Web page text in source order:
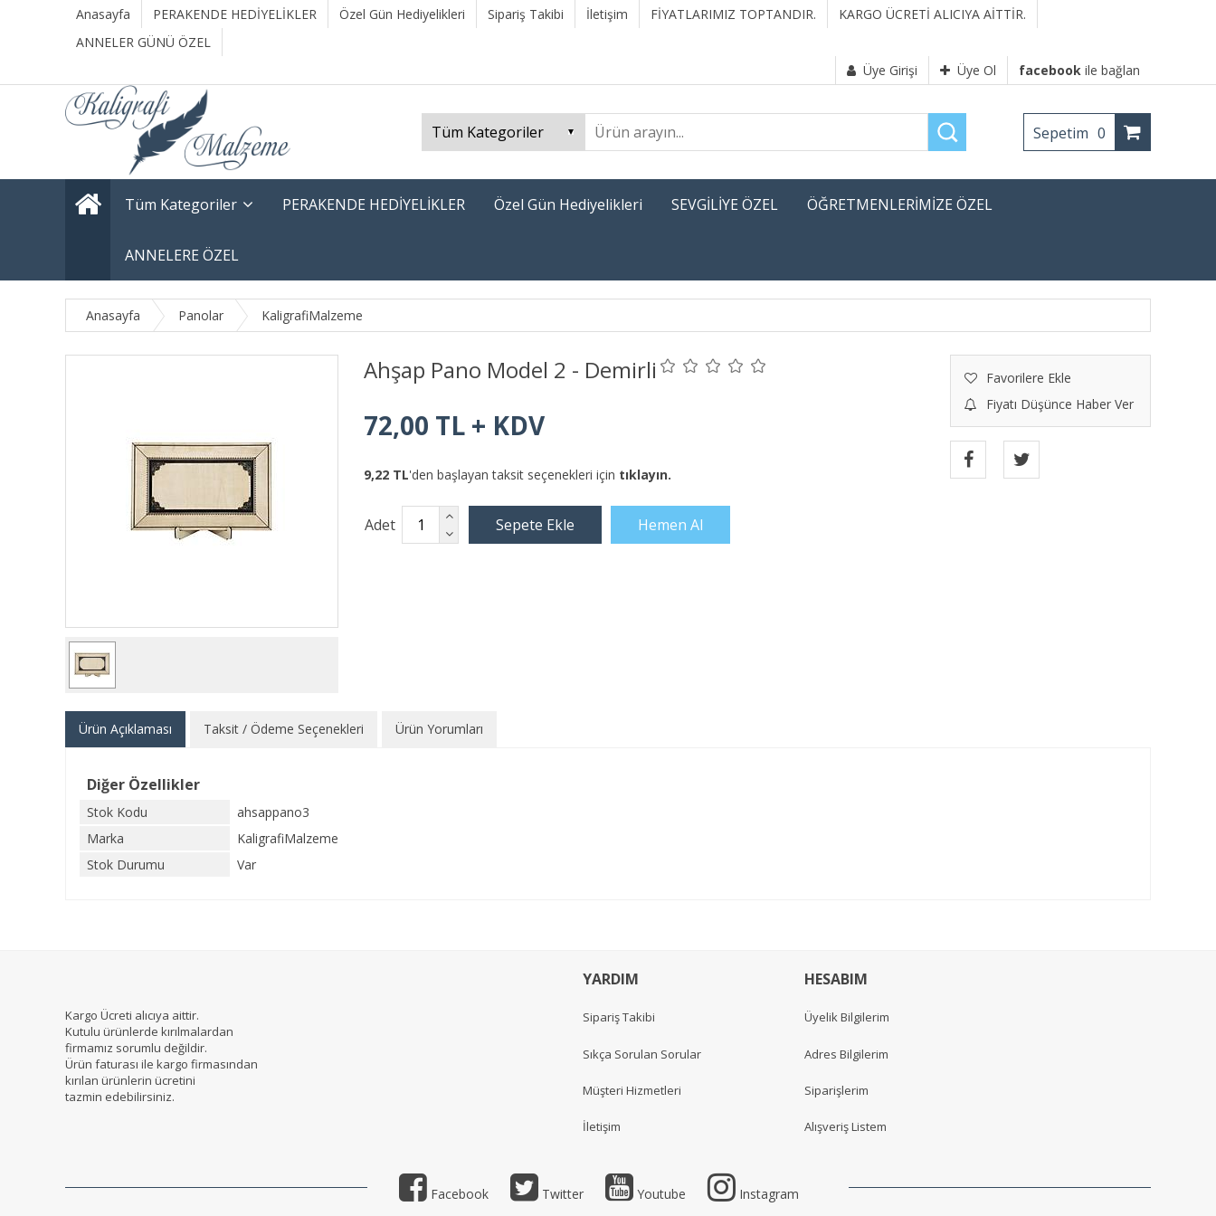
Anasayfa PERAKENDE HEDİYELİKLER Özel Gün Hediyelikleri Sipariş Takibi İletişim FİYATLARIMIZ TOPTANDIR.
KARGO ÜCRETİ ALICIYA AİTTİR.
ANNELER GÜNÜ ÖZEL
Üye Girişi
Üye Ol facebook ile bağlan
Sepetim 0
Tüm Kategoriler PERAKENDE HEDİYELİKLER Özel Gün Hediyelikleri SEVGİLİYE ÖZEL ÖĞRETMENLERİMİZE ÖZEL
ANNELERE ÖZEL
Anasayfa Panolar KaligrafiMalzeme
Ahşap Pano Model 2 - Demirli
Favorilere Ekle
Fiyatı Düşünce Haber Ver
72,00 TL + KDV
9,22 TL'den başlayan taksit seçenekleri için tıklayın.
Adet
Ürün Açıklaması Taksit / Ödeme Seçenekleri Ürün Yorumları
Diğer Özellikler
Stok Kodu
ahsappano3
Marka
KaligrafiMalzeme
Stok Durumu
Var
Kargo Ücreti alıcıya aittir.
Kutulu ürünlerde kırılmalardan
firmamız sorumlu değildir.
Ürün faturası ile kargo firmasından
kırılan ürünlerin ücretini
tazmin edebilirsiniz.
YARDIM
Sipariş Takibi
Sıkça Sorulan Sorular
Müşteri Hizmetleri
İletişim
HESABIM
Üyelik Bilgilerim
Adres Bilgilerim
Siparişlerim
Alışveriş Listem
Facebook Twitter Youtube Instagram